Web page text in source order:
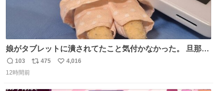
娘がタブレットに潰されてたこと気付かなかった。 旦那だ
けは娘の波長を感じ取れるから声出せずともSOSが伝わっ
たらしい。 急いで旦那が救出して、泣きじゃくる娘に自分
返
信
103
リ
475
い
4,016
12時間前